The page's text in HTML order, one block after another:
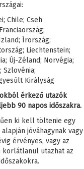
Chile; Cseh
Írország;
Liechtenstein;
Új-Zéland; Norvégia;
Szlovénia;
Királyság
érkező utazók
90 napos időszakra.
ki kell töltenie egy
jóváhagynak vagy
érvényes, vagy az
korlátlanul utazhat az